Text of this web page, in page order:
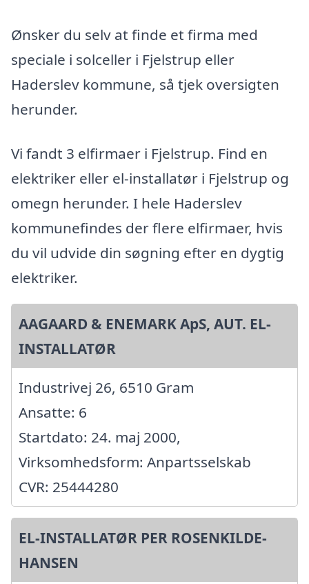
Ønsker du selv at finde et firma med
speciale i solceller i Fjelstrup eller
Haderslev kommune, så tjek oversigten
herunder.
Vi fandt 3 elfirmaer i Fjelstrup. Find en
elektriker eller el-installatør i Fjelstrup og
omegn herunder. I hele Haderslev
kommunefindes der flere elfirmaer, hvis
du vil udvide din søgning efter en dygtig
elektriker.
AAGAARD & ENEMARK ApS, AUT. EL-
INSTALLATØR
Industrivej 26, 6510 Gram
Ansatte: 6
Startdato: 24. maj 2000,
Virksomhedsform: Anpartsselskab
CVR: 25444280
EL-INSTALLATØR PER ROSENKILDE-
HANSEN